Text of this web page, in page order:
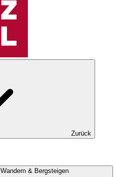
Zurück
Wandern & Bergsteigen